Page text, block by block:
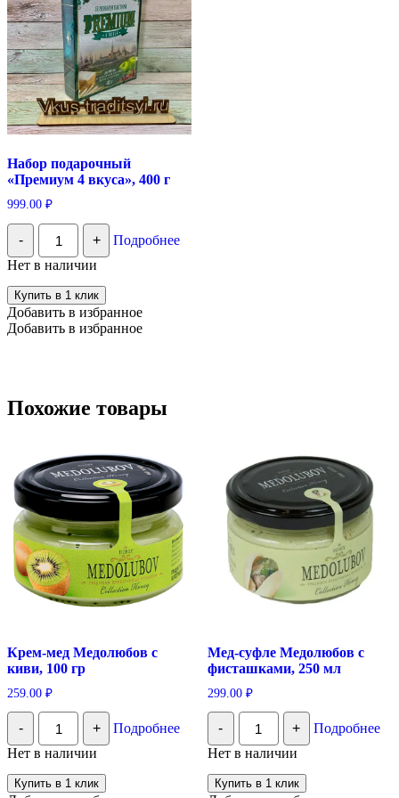
Набор подарочный
«Премиум 4 вкуса», 400 г
999.00 ₽
-
Количество
Набор
подарочный
"Премиум
4
вкуса",
400
г
+
Подробнее
Нет в наличии
Купить в 1 клик
Добавить в избранное
Добавить в избранное
Похожие товары
Крем-мед Медолюбов с
киви, 100 гр
259.00 ₽
-
Количество
Крем-
мед
Медолюбов
с
киви,
+
Подробнее
Нет в наличии
Купить в 1 клик
Мед-суфле Медолюбов с
фисташками, 250 мл
299.00 ₽
-
Количество
Мед-
суфле
Медолюбов
с
фисташками,
+
Подробнее
Нет в наличии
Купить в 1 клик